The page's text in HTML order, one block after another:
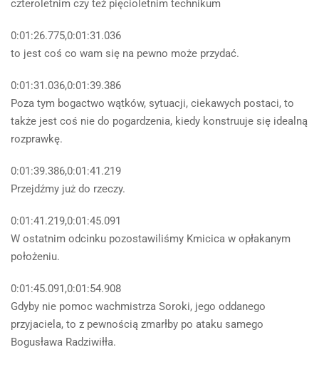
czteroletnim czy też pięcioletnim technikum
0:01:26.775,0:01:31.036
to jest coś co wam się na pewno może przydać.
0:01:31.036,0:01:39.386
Poza tym bogactwo wątków, sytuacji, ciekawych postaci, to
także jest coś nie do pogardzenia, kiedy konstruuje się idealną
rozprawkę.
0:01:39.386,0:01:41.219
Przejdźmy już do rzeczy.
0:01:41.219,0:01:45.091
W ostatnim odcinku pozostawiliśmy Kmicica w opłakanym
położeniu.
0:01:45.091,0:01:54.908
Gdyby nie pomoc wachmistrza Soroki, jego oddanego
przyjaciela, to z pewnością zmarłby po ataku samego
Bogusława Radziwiłła.